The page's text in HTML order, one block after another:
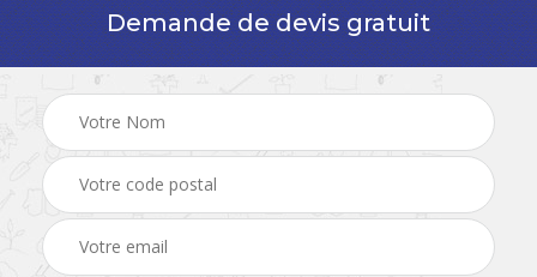
Demande de devis gratuit